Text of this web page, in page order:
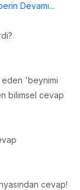
Devamı...
eden 'beynimi
bilimsel cevap
cevap!